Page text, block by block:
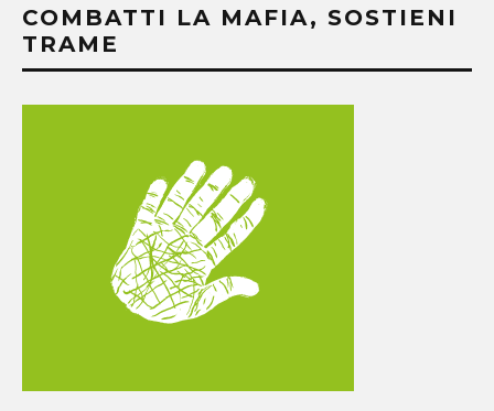
COMBATTI LA MAFIA, SOSTIENI
TRAME